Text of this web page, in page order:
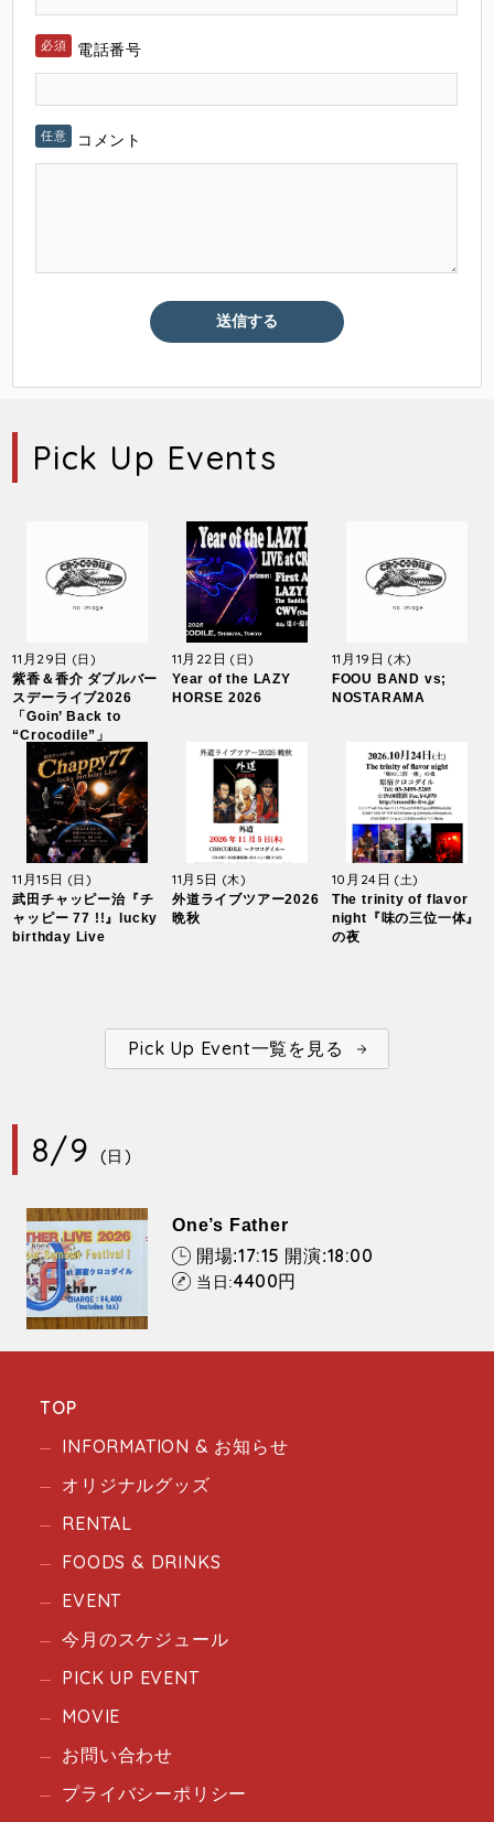
電話番号
コメント
Pick Up Events
11月29日 (日)
紫香＆香介 ダブルバー
スデーライブ2026
「Goin’ Back to
“Crocodile”」
11月22日(日)
Year of the LAZY
HORSE 2026
11月19日 (木)
FOOU BAND vs;
NOSTARAMA
11月15日 (日)
武田チャッピー治『チ
ャッピー 77 !!』lucky
birthday Live
11月5日 (木)
外道ライブツアー2026
晩秋
10月24日 (土)
The trinity of flavor
night『味の三位一体』
の夜
Pick Up Event一覧を見る
8/9 (日)
One’s Father
開場:17:15 開演:18:00
当日:4400円
TOP
INFORMATION & お知らせ
オリジナルグッズ
RENTAL
FOODS & DRINKS
EVENT
今月のスケジュール
PICK UP EVENT
MOVIE
お問い合わせ
プライバシーポリシー